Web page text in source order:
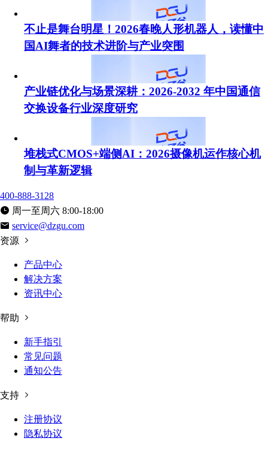
不止是舞台明星！2026春晚人形机器人，读懂中
国AI舞者的技术进阶与产业突围
产业链优化与场景深耕：2026-2032 年中国通信
交换设备行业深度研究
堆栈式CMOS+端侧AI：2026摄像机运作核心机
制与革新逻辑
400-888-3128
周一至周六 8:00-18:00
service@dzgu.com
资源
产品中心
解决方案
资讯中心
帮助
新手指引
常见问题
通知公告
支持
注册协议
隐私协议